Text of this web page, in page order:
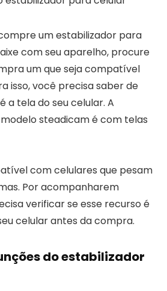
um estabilizador para
com seu aparelho, procure
um que seja compatível
isso, você precisa saber de
a tela do seu celular. A
steadicam é com telas
com celulares que pesam
Por acompanharem
verificar se esse recurso é
celular antes da compra.
do estabilizador